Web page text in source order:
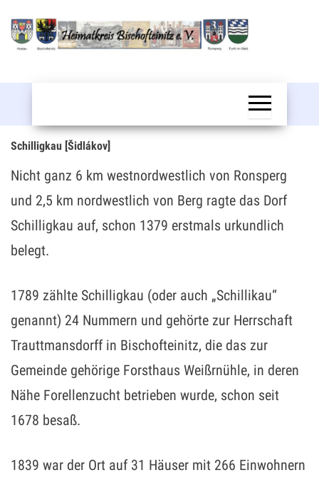
Inhalt
springen
Schilligkau [Šidlákov]
Nicht ganz 6 km westnordwestlich von Ronsperg
und 2,5 km nordwestlich von Berg ragte das Dorf
Schilligkau auf, schon 1379 erstmals urkundlich
belegt.
1789 zählte Schilligkau (oder auch „Schillikau“
genannt) 24 Nummern und gehörte zur Herrschaft
Trauttmansdorff in Bischofteinitz, die das zur
Gemeinde gehörige Forsthaus Weißrnühle, in deren
Nähe Forellenzucht betrieben wurde, schon seit
1678 besaß.
1839 war der Ort auf 31 Häuser mit 266 Einwohnern